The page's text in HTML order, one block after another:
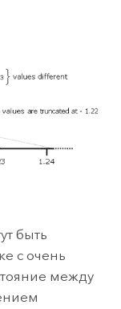
быть
с очень
между